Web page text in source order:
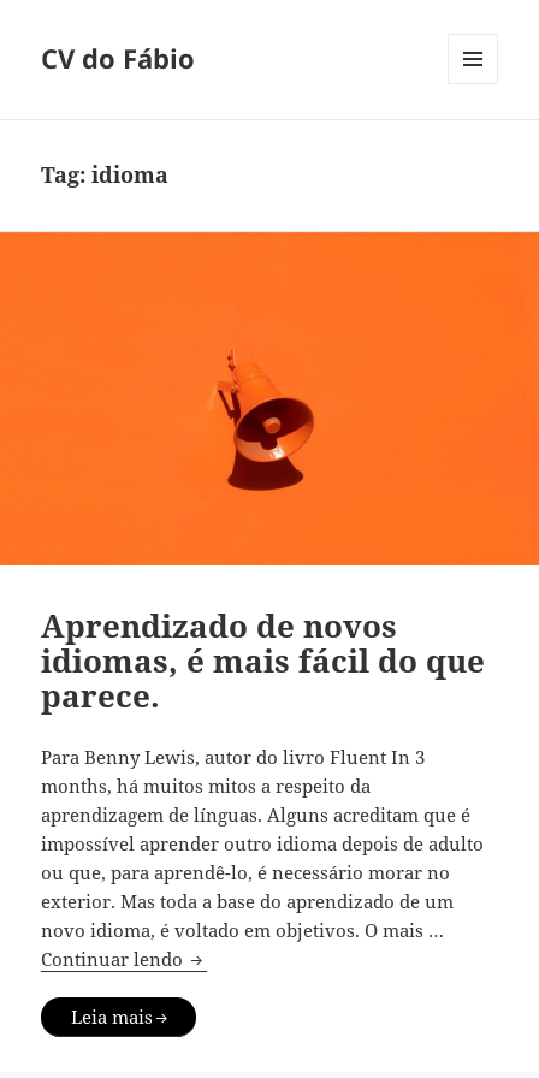
CV do Fábio
Tag:idioma
Aprendizado de novos
idiomas, é mais fácil do que
parece.
Para Benny Lewis, autor do livro Fluent In 3
months, há muitos mitos a respeito da
aprendizagem de línguas. Alguns acreditam que é
impossível aprender outro idioma depois de adulto
ou que, para aprendê-lo, é necessário morar no
exterior. Mas toda a base do aprendizado de um
novo idioma, é voltado em objetivos. O mais …
Continuar lendo Aprendizado de novos idiomas, é mais
Leia mais